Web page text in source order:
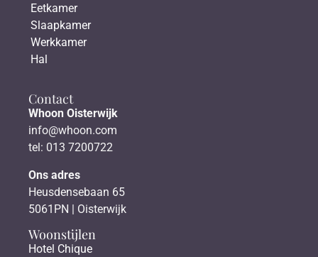
Eetkamer
Slaapkamer
Werkkamer
Hal
Contact
Whoon Oisterwijk
info@whoon.com
tel: 013 7200722
Ons adres
Heusdensebaan 65
5061PN | Oisterwijk
Woonstijlen
Hotel Chique